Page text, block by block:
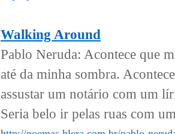
Walking Around
Pablo Neruda: Acontece que
até da minha sombra.
assustar um notário com um
Seria belo ir pelas ruas com